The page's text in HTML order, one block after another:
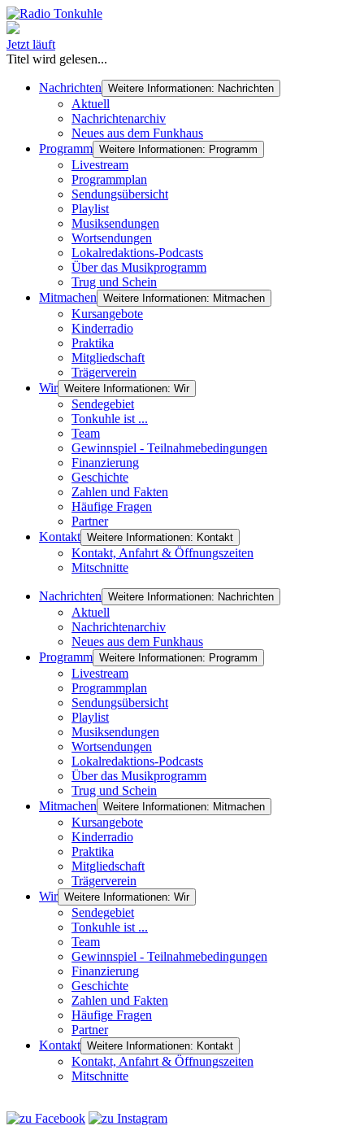
Jetzt läuft
Titel wird gelesen...
Nachrichten Weitere Informationen: Nachrichten
Aktuell
Nachrichtenarchiv
Neues aus dem Funkhaus
Programm Weitere Informationen: Programm
Livestream
Programmplan
Sendungsübersicht
Playlist
Musiksendungen
Wortsendungen
Lokalredaktions-Podcasts
Über das Musikprogramm
Trug und Schein
Mitmachen Weitere Informationen: Mitmachen
Kursangebote
Kinderradio
Praktika
Mitgliedschaft
Trägerverein
Wir Weitere Informationen: Wir
Sendegebiet
Tonkuhle ist ...
Team
Gewinnspiel - Teilnahmebedingungen
Finanzierung
Geschichte
Zahlen und Fakten
Häufige Fragen
Partner
Kontakt Weitere Informationen: Kontakt
Kontakt, Anfahrt & Öffnungszeiten
Mitschnitte
Nachrichten Weitere Informationen: Nachrichten
Aktuell
Nachrichtenarchiv
Neues aus dem Funkhaus
Programm Weitere Informationen: Programm
Livestream
Programmplan
Sendungsübersicht
Playlist
Musiksendungen
Wortsendungen
Lokalredaktions-Podcasts
Über das Musikprogramm
Trug und Schein
Mitmachen Weitere Informationen: Mitmachen
Kursangebote
Kinderradio
Praktika
Mitgliedschaft
Trägerverein
Wir Weitere Informationen: Wir
Sendegebiet
Tonkuhle ist ...
Team
Gewinnspiel - Teilnahmebedingungen
Finanzierung
Geschichte
Zahlen und Fakten
Häufige Fragen
Partner
Kontakt Weitere Informationen: Kontakt
Kontakt, Anfahrt & Öffnungszeiten
Mitschnitte